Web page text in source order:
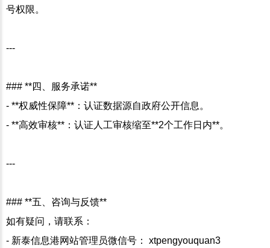
号权限。
---
### **四、服务承诺**
- **权威性保障**：认证数据源自政府公开信息。
- **高效审核**：认证人工审核缩至**2个工作日内**。
---
### **五、咨询与反馈**
如有疑问，请联系：
- 新泰信息港网站管理员微信号： xtpengyouquan3